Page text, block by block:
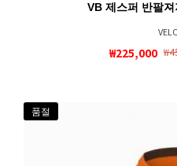
VB 제스퍼 반팔
₩225,000
품절